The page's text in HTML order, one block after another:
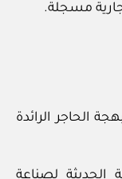
مسجلة.
الحاجر الرائدة
الحديثة لصناعة